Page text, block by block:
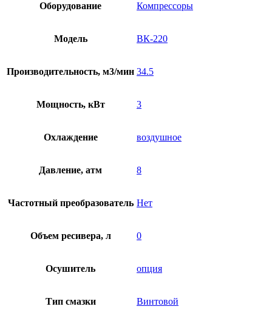
Оборудование Компрессоры
Модель ВК-220
Производительность, м3/мин 34.5
Мощность, кВт 3
Охлаждение воздушное
Давление, атм 8
Частотный преобразователь Нет
Объем ресивера, л 0
Осушитель опция
Тип смазки Винтовой